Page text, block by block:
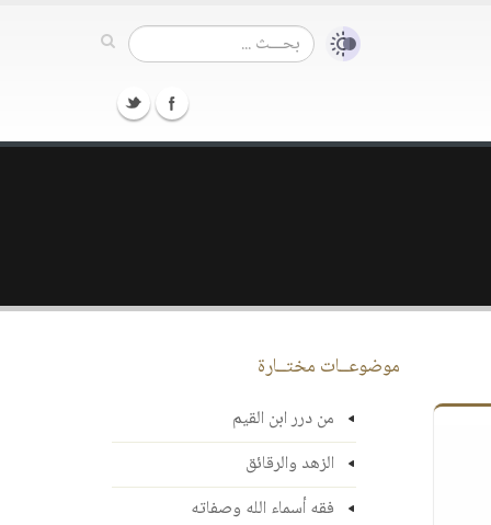
موضوعــات مختــارة
من درر ابن القيم
الزهد والرقائق
فقه أسماء الله وصفاته